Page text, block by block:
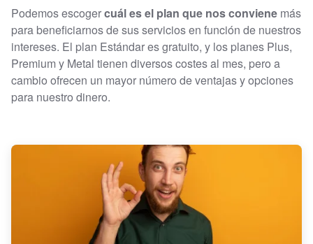
Podemos escogercuál es el plan que nos conviene más
para beneficiarnos de sus servicios en función de nuestros
intereses. El plan Estándar es gratuito, y los planes Plus,
Premium y Metal tienen diversos costes al mes, pero a
cambio ofrecen un mayor número de ventajas y opciones
para nuestro dinero.